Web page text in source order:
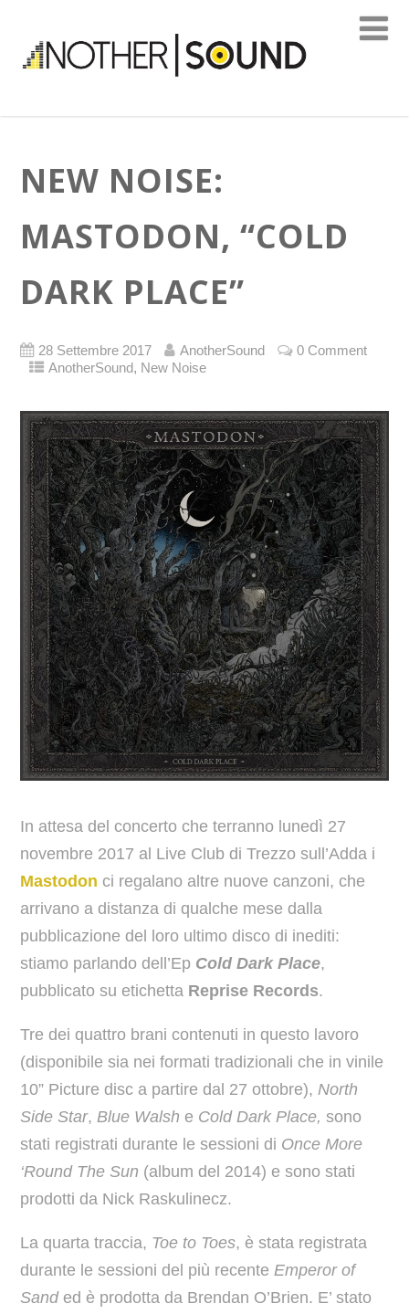
NEW NOISE:
MASTODON, “COLD
DARK PLACE”
28 Settembre 2017 AnotherSound
0 Comment
AnotherSound, New Noise
In attesa del concerto che terranno lunedì 27
novembre 2017 al Live Club di Trezzo sull’Adda i
Mastodon ci regalano altre nuove canzoni, che
arrivano a distanza di qualche mese dalla
pubblicazione del loro ultimo disco di inediti:
stiamo parlando dell’Ep Cold Dark Place,
pubblicato su etichetta Reprise Records.
Tre dei quattro brani contenuti in questo lavoro
(disponibile sia nei formati tradizionali che in vinile
10” Picture disc a partire dal 27 ottobre), North
Side Star, Blue Walsh e Cold Dark Place, sono
stati registrati durante le sessioni di Once More
‘Round The Sun (album del 2014) e sono stati
prodotti da Nick Raskulinecz.
La quarta traccia, Toe to Toes, è stata registrata
durante le sessioni del più recente Emperor of
Sanded è prodotta da Brendan O’Brien. E’ stato